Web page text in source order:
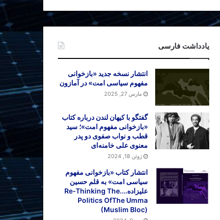
یادداشت فارسی
انتشار نسخه جدید «بازخوانی
مفهوم سیاسی امت» در آمازون
مارس 27, 2025
گفتگو با کیهان لندن درباره کتاب
«بازخوانی مفهوم امت»؛ سید
قطب و نواب صفوی دو پدر
معنوی علی خامنه‌ای
ژوئن 18, 2024
انتشار کتاب «بازخوانی مفهوم
سیاسی امت» به قلم حسین
علیزاده….Re-Thinking The
Politics OfThe Umma
(Muslim Bloc)